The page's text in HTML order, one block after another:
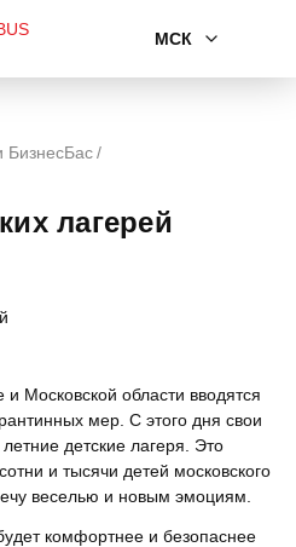
МСК
БизнесБас
лагерей
Московской области вводятся
мер. С этого дня свои
детские лагеря. Это
и тысячи детей московского
веселью и новым эмоциям.
комфортнее и безопаснее